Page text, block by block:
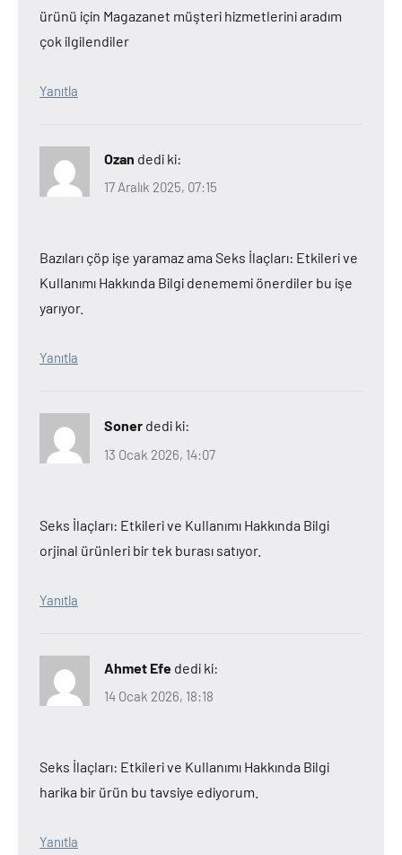
ürünü için Magazanet müşteri hizmetlerini aradım
çok ilgilendiler
Yanıtla
Ozan dedi ki:
17 Aralık 2025, 07:15
Bazıları çöp işe yaramaz ama Seks İlaçları: Etkileri ve
Kullanımı Hakkında Bilgi denememi önerdiler bu işe
yarıyor.
Yanıtla
Soner dedi ki:
13 Ocak 2026, 14:07
Seks İlaçları: Etkileri ve Kullanımı Hakkında Bilgi
orjinal ürünleri bir tek burası satıyor.
Yanıtla
Ahmet Efe dedi ki:
14 Ocak 2026, 18:18
Seks İlaçları: Etkileri ve Kullanımı Hakkında Bilgi
harika bir ürün bu tavsiye ediyorum.
Yanıtla